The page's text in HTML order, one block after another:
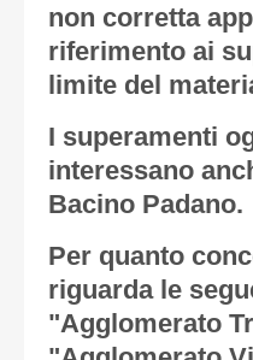
non corretta
riferimento ai
limite del
I superamenti
interessano
Bacino Padano.
Per quanto
riguarda le
"Agglomerato